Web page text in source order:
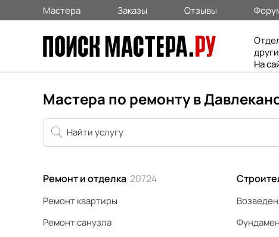
Мастера Заказы Отзывы
На
Мастера по ремонту в
Ремонт и отделка 20724
Ремонт квартиры
Ремонт санузла